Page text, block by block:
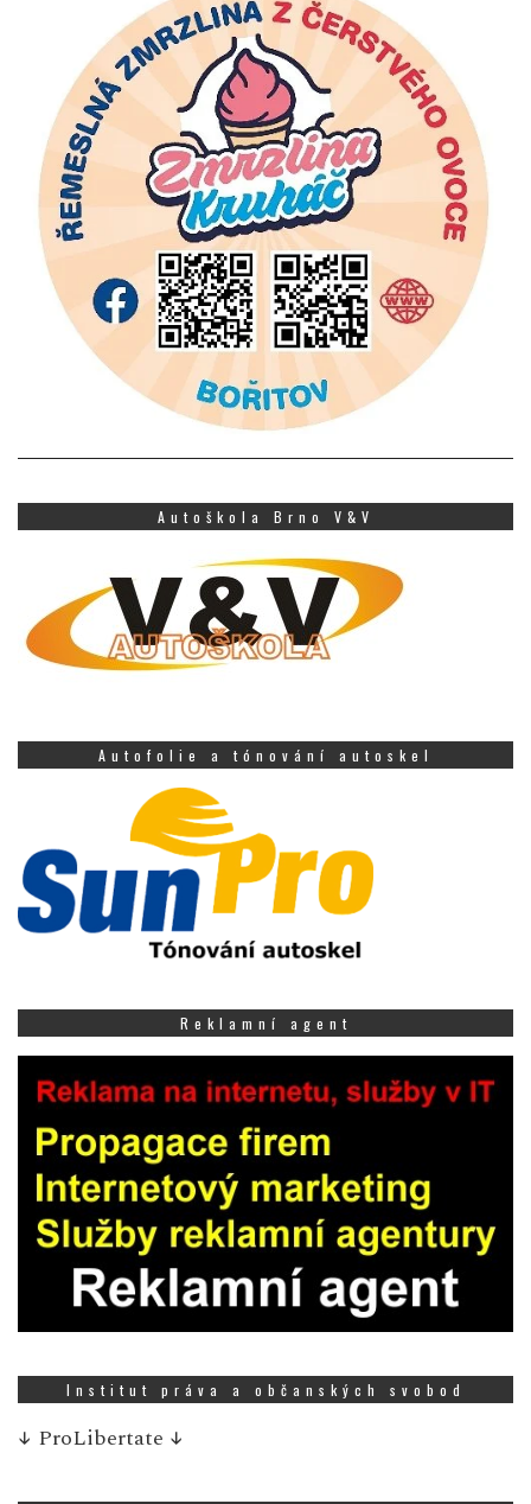
Autoškola Brno V&V
Autofolie a tónování autoskel
Reklamní agent
Institut práva a občanských svobod
↓ ProLibertate ↓